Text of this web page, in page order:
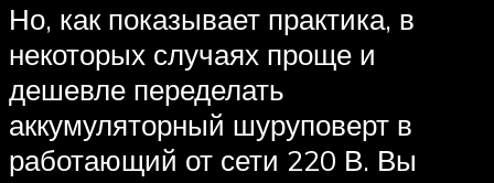
Но, как показывает практика, в
некоторых случаях проще и
дешевле переделать
аккумуляторный шуруповерт в
работающий от сети 220 В. Вы